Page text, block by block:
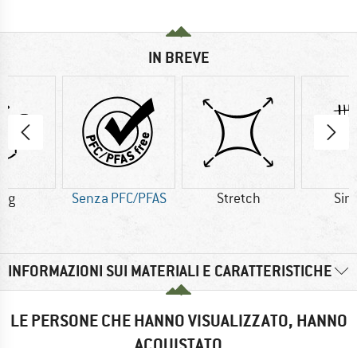
IN BREVE
g Senza PFC/PFAS Stretch
INFORMAZIONI SUI MATERIALI E CARATTERISTICHE
LE PERSONE CHE HANNO VISUALIZZATO, HANNO